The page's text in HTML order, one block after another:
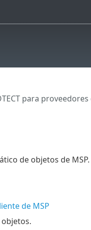
para
de objetos de
de MSP